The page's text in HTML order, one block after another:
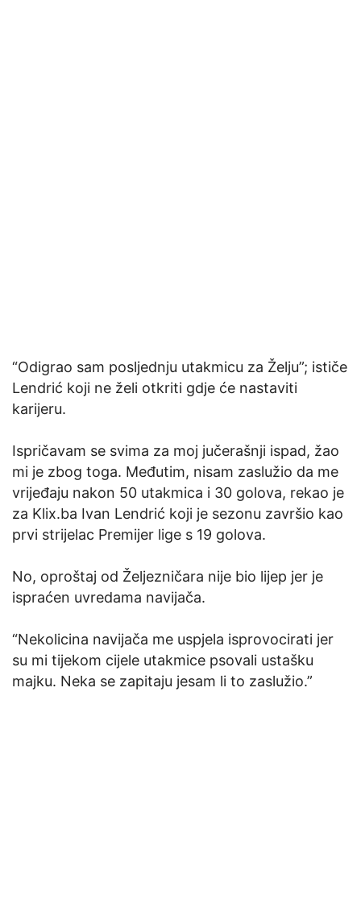
“Odigrao sam posljednju utakmicu za Želju”; ističe
Lendrić koji ne želi otkriti gdje će nastaviti
karijeru.
Ispričavam se svima za moj jučerašnji ispad, žao
mi je zbog toga. Međutim, nisam zaslužio da me
vrijeđaju nakon 50 utakmica i 30 golova, rekao je
za Klix.ba Ivan Lendrić koji je sezonu završio kao
prvi strijelac Premijer lige s 19 golova.
No, oproštaj od Željezničara nije bio lijep jer je
ispraćen uvredama navijača.
“Nekolicina navijača me uspjela isprovocirati jer
su mi tijekom cijele utakmice psovali ustašku
majku. Neka se zapitaju jesam li to zaslužio.”